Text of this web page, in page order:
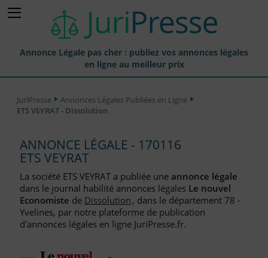
Annonce Légale pas cher : publiez vos annonces légales
en ligne au meilleur prix
Annonces Légales Publiées
Journaux Habilités (JAL) Annonces Légales
Départements pour la Publication d'Annonces Légales
Liste des Greffes
Liste des CCI
JuriPresse
Annonces Légales Publiées en Ligne
ETS VEYRAT - Dissolution
ANNONCE LÉGALE - 170116
ETS VEYRAT
La société ETS VEYRAT a publiée une annonce légale
dans le journal habilité annonces légales Le nouvel
Economiste de Dissolution, dans le département 78 -
Yvelines, par notre plateforme de publication
d'annonces légales en ligne JuriPresse.fr.